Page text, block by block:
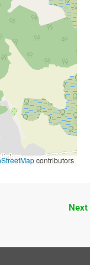
contributors
Next